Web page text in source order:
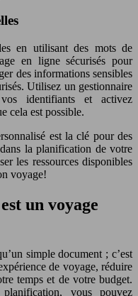
en utilisant des mots de
en ligne sécurisés pour
des informations sensibles
Utilisez un gestionnaire
identifiants et activez
cela est possible.
est la clé pour des
la planification de votre
les ressources disponibles
voyage!
un voyage
simple document ; c’est
de voyage, réduire
temps et de votre budget.
vous pouvez